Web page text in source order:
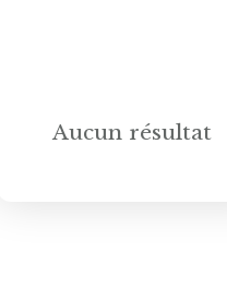
Aucun résultat